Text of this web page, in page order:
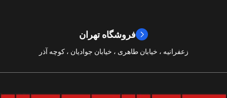
فروشگاه تهران
زعفرانیه ، خیابان طاهری ، خیابان جوادیان ، کوچه آذر